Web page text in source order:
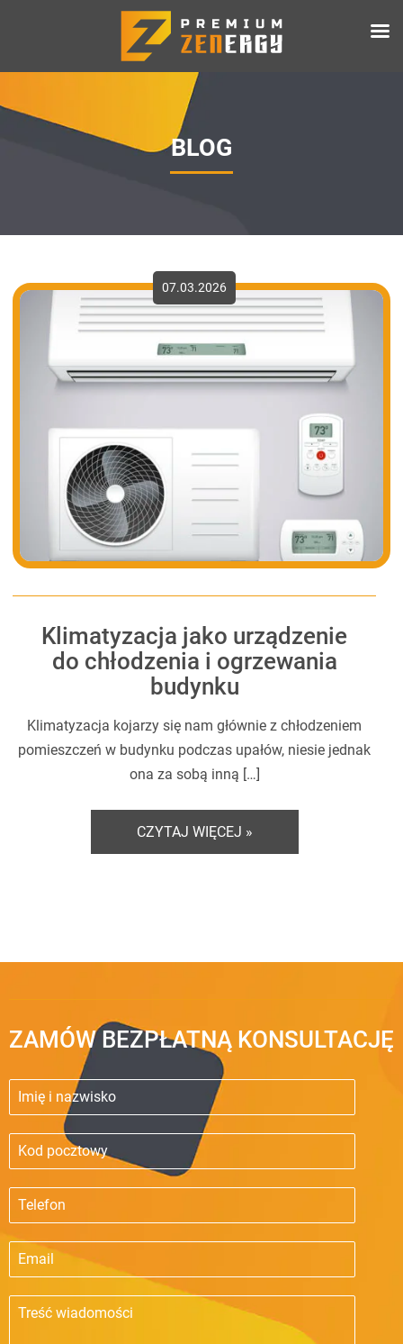
BLOG
07.03.2026
Klimatyzacja jako urządzenie
do chłodzenia i ogrzewania
budynku
Klimatyzacja kojarzy się nam głównie z chłodzeniem
pomieszczeń w budynku podczas upałów, niesie jednak
ona za sobą inną […]
CZYTAJ WIĘCEJ »
ZAMÓW BEZPŁATNĄ KONSULTACJĘ